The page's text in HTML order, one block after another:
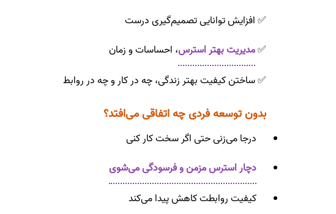
✅ افزایش توانایی تصمیم‌گیری درست
✅مدیریت بهتر استرس، احساسات و زمان
✅ ساختن کیفیت بهتر زندگی، چه در کار و چه در روابط
بدون توسعه فردی چه اتفاقی می‌افتد؟
درجا می‌زنی حتی اگر سخت کار کنی
دچار استرس مزمن و فرسودگی می‌شوی
کیفیت روابطت کاهش پیدا می‌کند